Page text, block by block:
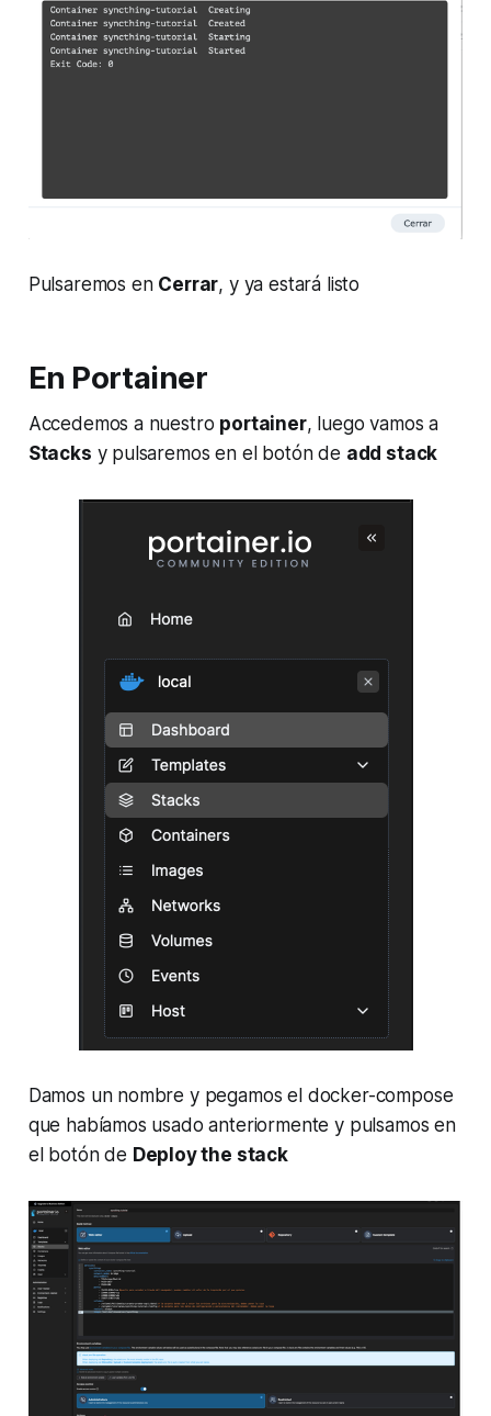
Pulsaremos en Cerrar, y ya estará listo
En Portainer
Accedemos a nuestro portainer, luego vamos a
Stacks y pulsaremos en el botón de add stack
Damos un nombre y pegamos el docker-compose
que habíamos usado anteriormente y pulsamos en
el botón de Deploy the stack